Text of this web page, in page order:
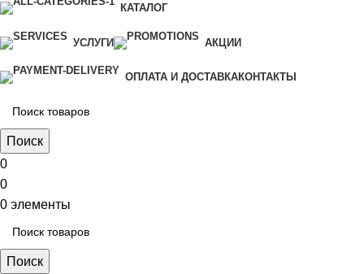
КАТАЛОГ
УСЛУГИ АКЦИИ
ОПЛАТА И ДОСТАВКАКОНТАКТЫ
Поиск
0
0
0 элементы
Поиск